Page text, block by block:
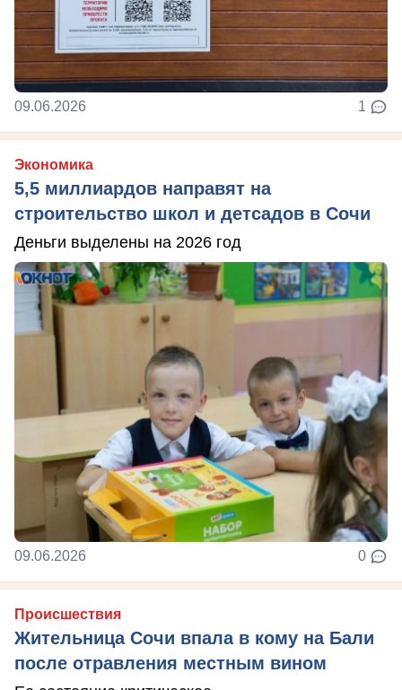
09.06.2026 1
Экономика
5,5 миллиардов направят на
строительство школ и детсадов в Сочи
Деньги выделены на 2026 год
09.06.2026 0
Происшествия
Жительница Сочи впала в кому на Бали
после отравления местным вином